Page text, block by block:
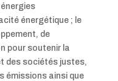
énergétique ; le
de
pour soutenir la
des sociétés justes,
émissions ainsi que